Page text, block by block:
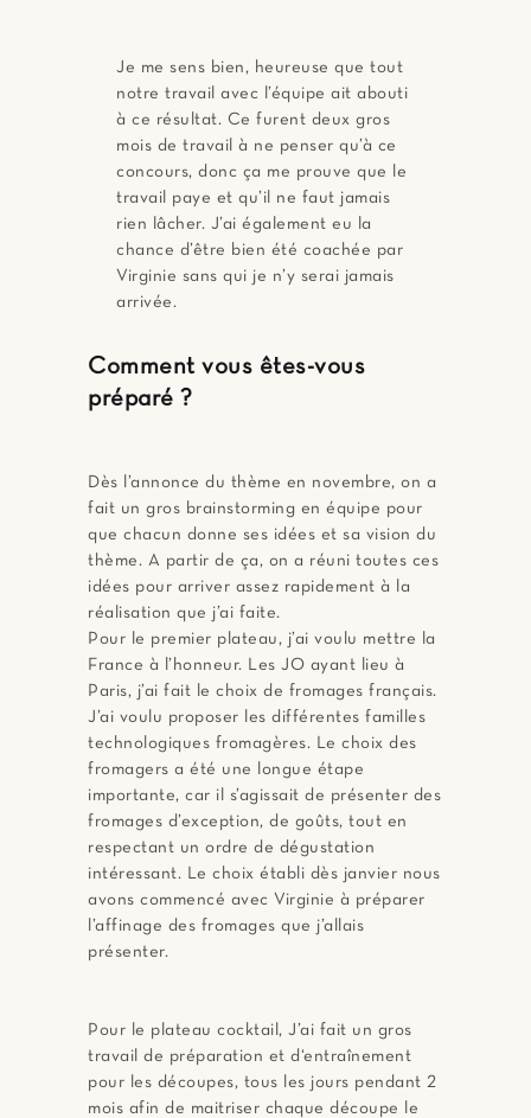
Je me sens bien, heureuse que tout
notre travail avec l’équipe ait abouti
à ce résultat. Ce furent deux gros
mois de travail à ne penser qu’à ce
concours, donc ça me prouve que le
travail paye et qu’il ne faut jamais
rien lâcher. J’ai également eu la
chance d’être bien été coachée par
Virginie sans qui je n’y serai jamais
arrivée.
Comment vous êtes-vous
préparé ?
Dès l’annonce du thème en novembre, on a
fait un gros brainstorming en équipe pour
que chacun donne ses idées et sa vision du
thème. A partir de ça, on a réuni toutes ces
idées pour arriver assez rapidement à la
réalisation que j’ai faite.
Pour le premier plateau, j’ai voulu mettre la
France à l’honneur. Les JO ayant lieu à
Paris, j’ai fait le choix de fromages français.
J’ai voulu proposer les différentes familles
technologiques fromagères. Le choix des
fromagers a été une longue étape
importante, car il s’agissait de présenter des
fromages d’exception, de goûts, tout en
respectant un ordre de dégustation
intéressant. Le choix établi dès janvier nous
avons commencé avec Virginie à préparer
l’affinage des fromages que j’allais
présenter.
Pour le plateau cocktail, J’ai fait un gros
travail de préparation et d‘entraînement
pour les découpes, tous les jours pendant 2
mois afin de maitriser chaque découpe le